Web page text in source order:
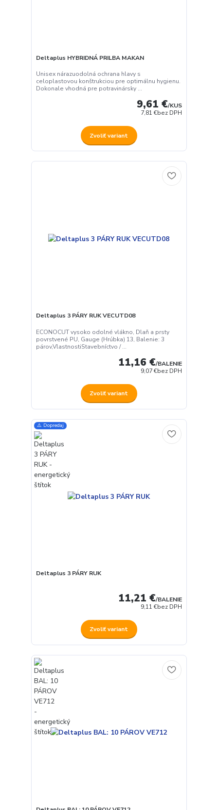
Deltaplus HYBRIDNÁ PRILBA MAKAN
Unisex nárazuodolná ochrana hlavy s
celoplastovou konštrukciou pre optimálnu hygienu.
Dokonale vhodná pre potravinársky ...
9,61 €/KUS
7,81 €bez DPH
Zvoliť variant
Deltaplus 3 PÁRY RUK VECUTD08
ECONOCUT vysoko odolné vlákno, Dlaň a prsty
povrstvené PU, Gauge (Hrúbka) 13, Balenie: 3
párov,VlastnostiStavebníctvo / ...
11,16 €/BALENIE
9,07 €bez DPH
Zvoliť variant
⚠️ Dopredaj
Deltaplus 3 PÁRY RUK
11,21 €/BALENIE
9,11 €bez DPH
Zvoliť variant